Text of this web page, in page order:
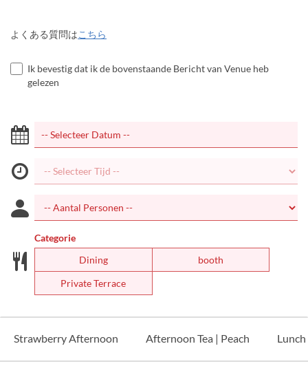
よくある質問はこちら
Ik bevestig dat ik de bovenstaande Bericht van Venue heb
gelezen
Categorie
Dining
booth
Private Terrace
Strawberry Afternoon Afternoon Tea | Peach